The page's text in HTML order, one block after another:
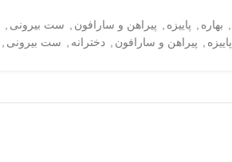
بهاره پاییزه پیراهن و سارافون ست بیرونی
پاییزه پیراهن و سارافون دخترانه ست بیرونی